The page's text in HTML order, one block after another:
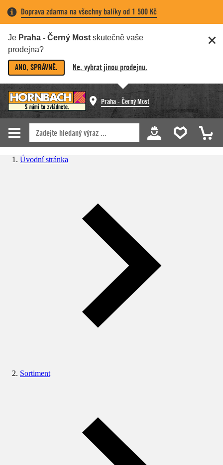
Doprava zdarma na všechny balíky od 1 500 Kč
Je Praha - Černý Most skutečně vaše
prodejna?
ANO, SPRÁVNĚ. Ne, vybrat jinou prodejnu.
Praha - Černý Most
Úvodní stránka
Sortiment